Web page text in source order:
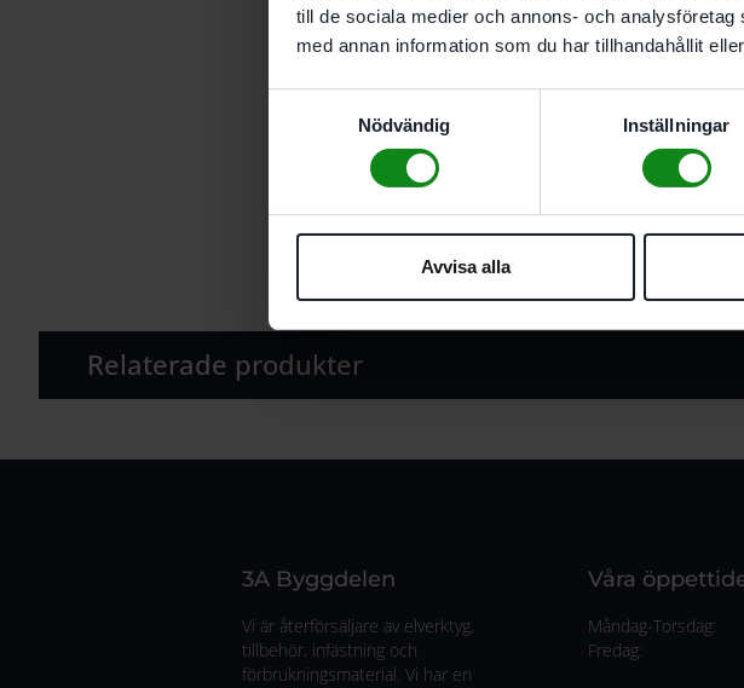
till de sociala medier och annons- och
med annan information som du har tillhandahållit
Nödvändig
Inställningar
Avvisa alla
Relaterade produkter
3A Byggdelen
Vi är återförsäljare av elverktyg,
tillbehör, infästning och
förbrukningsmaterial. Vi har en
Våra
Måndag-Torsdag:
Fredag: